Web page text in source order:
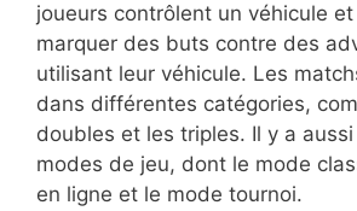
joueurs contrôlent un véhicule
marquer des buts contre des
utilisant leur véhicule. Les
dans différentes catégories,
doubles et les triples. Il y a
modes de jeu, dont le mode
en ligne et le mode tournoi.